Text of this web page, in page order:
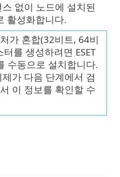
없이 노드에 설치된
활성화합니다.
가 혼합(32비트, 64비
터를 생성하려면 ESET
수동으로 설치합니다.
가 다음 단계에서 검
이 정보를 확인할 수